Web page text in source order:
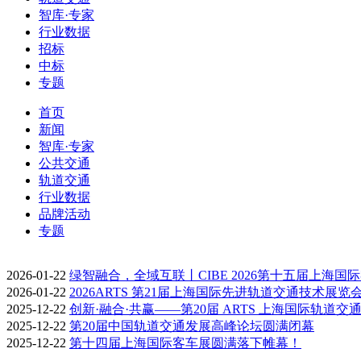
智库·专家
行业数据
招标
中标
专题
首页
新闻
智库·专家
公共交通
轨道交通
行业数据
品牌活动
专题
2026-01-22 绿智融合，全域互联丨CIBE 2026第十五届上海国
2026-01-22 2026ARTS 第21届上海国际先进轨道交通技术展览
2025-12-22 创新·融合·共赢——第20届 ARTS 上海国际轨道交
2025-12-22 第20届中国轨道交通发展高峰论坛圆满闭幕
2025-12-22 第十四届上海国际客车展圆满落下帷幕！